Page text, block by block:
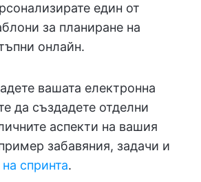
един от
за планиране на
онлайн.
вашата електронна
да създадете отделни
аспекти на вашия
забавяния, задачи и
спринта.